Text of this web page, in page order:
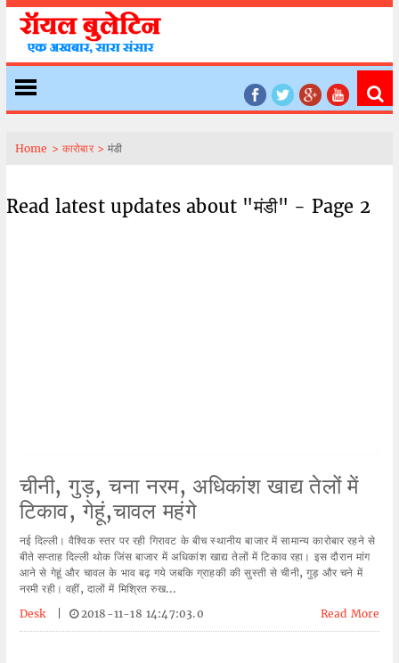
Home > कारोबार >मंडी
Read latest updates about "मंडी" - Page 2
चीनी, गुड़, चना नरम, अधिकांश खाद्य तेलों में
टिकाव, गेहूं,चावल महंगे
नई दिल्ली। वैश्विक स्तर पर रही गिरावट के बीच स्थानीय बाजार में सामान्य कारोबार रहने से
बीते सप्ताह दिल्ली थोक जिंस बाजार में अधिकांश खाद्य तेलों में टिकाव रहा। इस दौरान मांग
आने से गेहूं और चावल के भाव बढ़ गये जबकि ग्राहकी की सुस्ती से चीनी, गुड़ और चने में
नरमी रही। वहीं, दालों में मिश्रित रुख...
Desk
2018-11-18 14:47:03.0 Read More